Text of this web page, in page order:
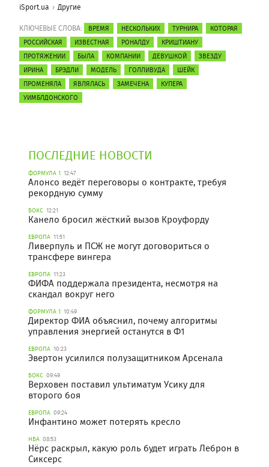
iSport.ua Другие
КЛЮЧЕВЫЕ СЛОВА: ВРЕМЯ НЕСКОЛЬКИХ ТУРНИРА
КОТОРАЯ
РОССИЙСКАЯ
ИЗВЕСТНАЯ РОНАЛДУ
КРИШТИАНУ
ПРОТЯЖЕНИИ
БЫЛА КОМПАНИИ ДЕВУШКОЙ
ЗВЕЗДУ
ИРИНА
БРЭДЛИ МОДЕЛЬ ГОЛЛИВУДА
ШЕЙК
ПРОМЕНЯЛА
ЯВЛЯЛАСЬ ЗАМЕЧЕНА
КУПЕРА
УИМБЛДОНСКОГО
ПОСЛЕДНИЕ НОВОСТИ
ФОРМУЛА 1 12:47
Алонсо ведёт переговоры о контракте, требуя
рекордную сумму
БОКС 12:21
Канело бросил жёсткий вызов Кроуфорду
ЕВРОПА 11:51
Ливерпуль и ПСЖ не могут договориться о
трансфере вингера
ЕВРОПА 11:23
ФИФА поддержала президента, несмотря на
скандал вокруг него
ФОРМУЛА 1 10:49
Директор ФИА объяснил, почему алгоритмы
управления энергией останутся в Ф1
ЕВРОПА 10:23
Эвертон усилился полузащитником Арсенала
БОКС 09:49
Верховен поставил ультиматум Усику для
второго боя
ЕВРОПА 09:24
Инфантино может потерять кресло
НБА 08:53
Нёрс раскрыл, какую роль будет играть Леброн в
Сиксерс